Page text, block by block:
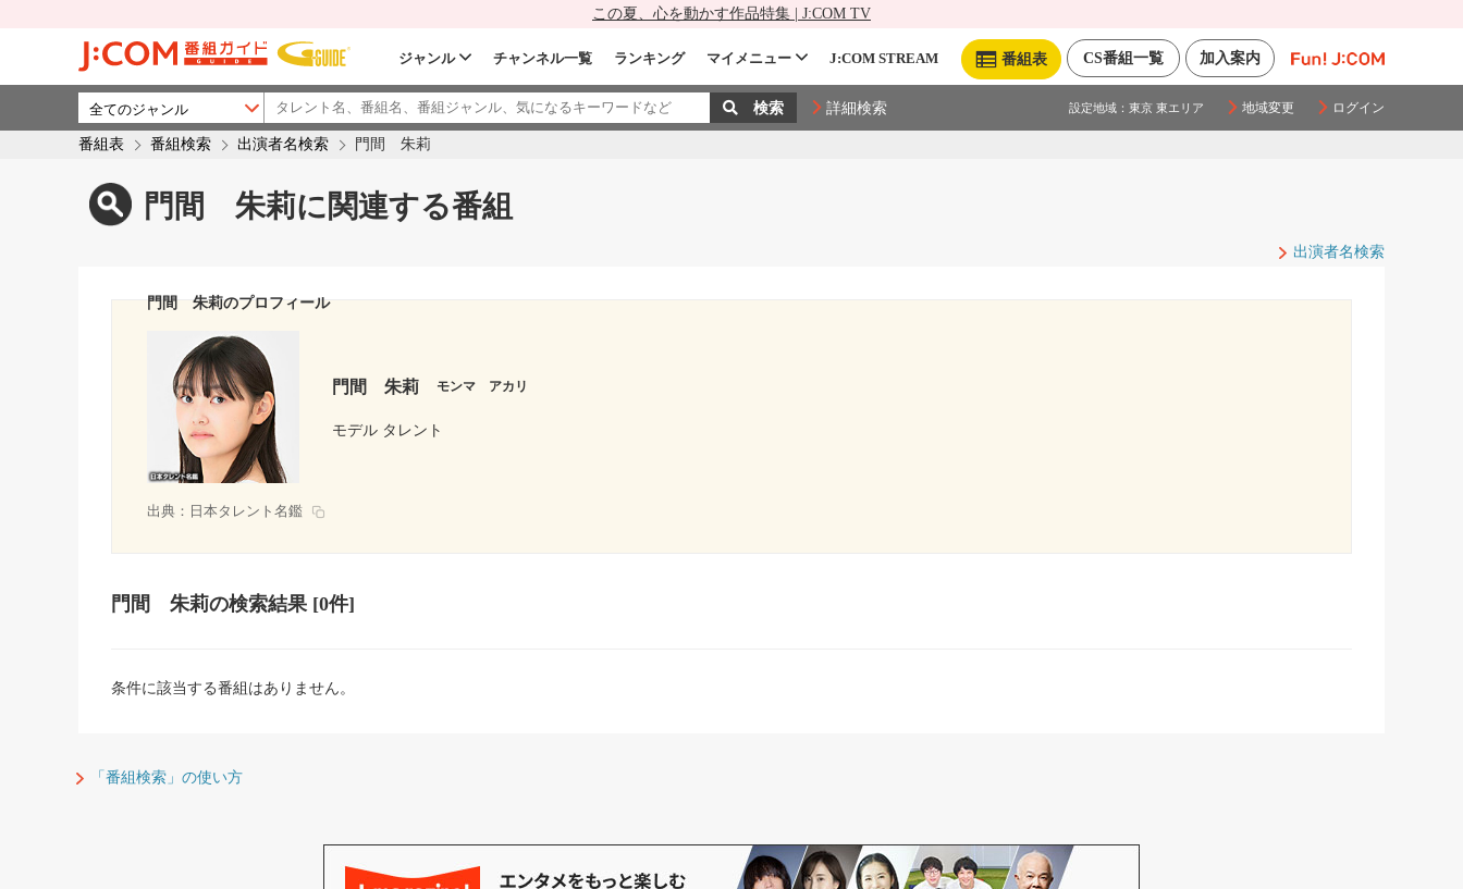
この夏、心を動かす作品特集 | J:COM TV
加入案内
CS番組一覧
番組表
ジャンル チャンネル一覧 ランキング マイメニュー J:COM STREAM
詳細検索 設定地域： 東京 東エリア 地域変更 ログイン
番組表 番組検索 出演者名検索 門間 朱莉
門間 朱莉に関連する番組
出演者名検索
門間 朱莉のプロフィール
門間 朱莉 モンマ アカリ
モデル タレント
出典： 日本タレント名鑑
門間 朱莉の検索結果[0件]
条件に該当する番組はありません。
「番組検索」の使い方